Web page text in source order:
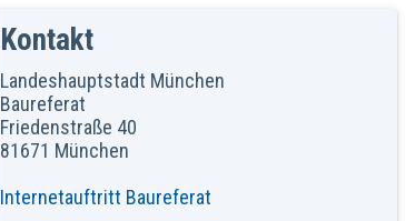
Kontakt
Landeshauptstadt München
Baureferat
Friedenstraße 40
81671 München
Internetauftritt Baureferat